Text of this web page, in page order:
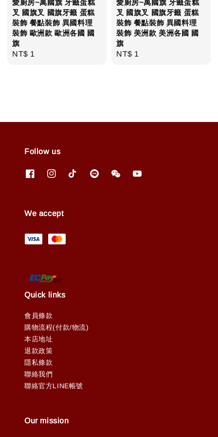
愛廚房~萬國旗 牙籤蛋糕
叉 國旗叉 國旗牙籤 蛋糕
裝飾 餐點裝飾 異國料理
裝飾 歐洲款 歐洲各國 國
旗
Regular
NT$ 1
愛廚房~萬國旗 牙籤蛋糕
叉 國旗叉 國旗牙籤 蛋糕
裝飾 餐點裝飾 異國料理
裝飾 美洲款 美洲各國 國
旗
Regular
NT$ 1
Follow us
We accept
Quick links
會員條款
購物流程(付款/物流)
本店地址
退款政策
隱私條款
聯絡我們
聯絡官方LINE帳號
Our mission